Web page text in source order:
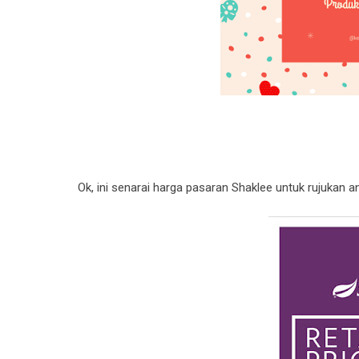
Ok, ini senarai harga pasaran Shaklee untuk rujukan